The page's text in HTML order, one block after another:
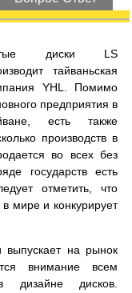
диски LS
тайваньская
YHL. Помимо
предприятия в
есть также
производств в
во всех без
государств есть
отметить, что
мире и конкурирует
выпускает на рынок
внимание всем
дисков.